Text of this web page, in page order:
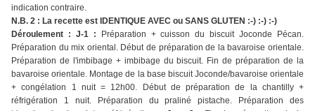
indication contraire.
N.B. 2 : La recette est IDENTIQUE AVEC ou SANS GLUTEN :-) :-) :-)
Déroulement : J-1 :
Préparation + cuisson du biscuit Joconde Pécan.
Préparation du mix oriental. Début de préparation de la bavaroise orientale.
Préparation de l'imbibage + imbibage du biscuit. Fin de préparation de la
bavaroise orientale. Montage de la base biscuit Joconde/bavaroise orientale
+ congélation 1 nuit = 12h00. Début de préparation de la chantilly +
réfrigération 1 nuit. Préparation du praliné pistache. Préparation des